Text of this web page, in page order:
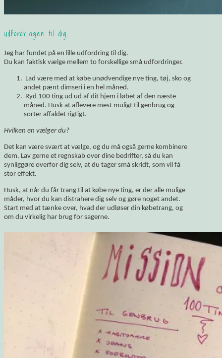
Udfordringen til dig
Jeg har fundet på en lille udfordring til dig.
Du kan faktisk vælge mellem to forskellige små udfordringer.
Lad være med at købe unødvendige nye ting, tøj, sko og
andet pænt dimseri i en hel måned.
Ryd 100 ting ud ud af dit hjem i løbet af den næste
måned. Husk at aflevere mest muligt til genbrug og
sorter affaldet rigtigt.
Hvilken en vælger du?
Det kan være svært at vælge, og du må også gerne kombinere
dem. Lav gerne et regnskab over dine bedrifter, så du kan
synliggøre overfor dig selv, at du tager små skridt, som vil få
stor effekt.
Husk, at når du får trang til at købe nye ting, er der alle mulige
måder, hvor du kan distrahere dig selv og gøre noget andet.
Start med at tænke over, hvad der udløser din købetrang, og
om du virkelig har brug for sagerne.